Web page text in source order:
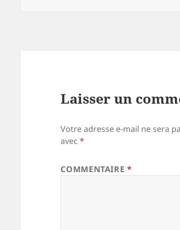
Laisser un
Votre adresse e-mail ne sera
avec*
COMMENTAIRE*